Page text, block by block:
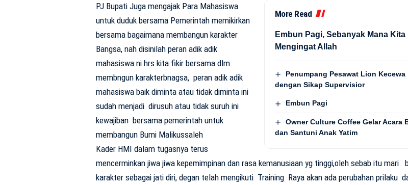
More Read
Embun Pagi, Sebanyak Mana Kita
Mengingat Allah
Penumpang Pesawat Lion Kecewa
dengan Sikap Supervisior
Embun Pagi
Owner Culture Coffee Gelar Acara
dan Santuni Anak Yatim
PJ Bupati Juga mengajak Para Mahasiswa
untuk duduk bersama Pemerintah memikirkan
bersama bagaimana membangun karakter
Bangsa, nah disinilah peran adik adik
mahasiswa ni hrs kita fikir bersama dlm
membngun karakterbnagsa, peran adik adik
mahasiswa baik diminta atau tidak diminta ini
sudah menjadi dirusuh atau tidak suruh ini
kewajiban bersama pemerintah untuk
membangun Bumi Malikussaleh
Kader HMI dalam tugasnya terus
mencerminkan jiwa jiwa kepemimpinan dan rasa kemanusiaan yg tinggi,oleh sebab itu mari
karakter sebagai jati diri, degan telah mengikuti Training Raya akan ada perubahan prilaku